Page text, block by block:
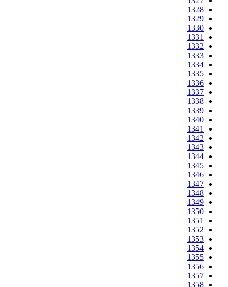
1328
1329
1330
1331
1332
1333
1334
1335
1336
1337
1338
1339
1340
1341
1342
1343
1344
1345
1346
1347
1348
1349
1350
1351
1352
1353
1354
1355
1356
1357
1358